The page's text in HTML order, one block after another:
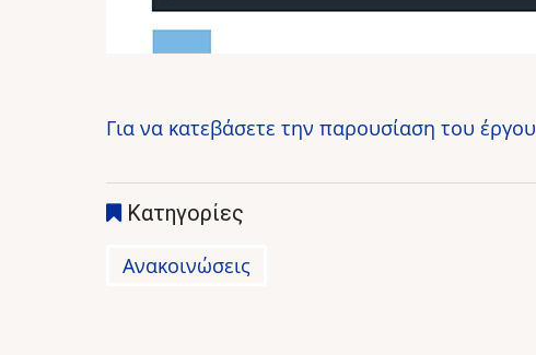
Για να κατεβάσετε την παρουσίαση του
Κατηγορίες
Ανακοινώσεις